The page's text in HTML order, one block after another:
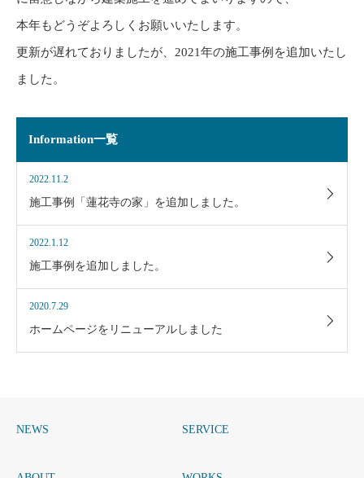
本年もどうぞよろしくお願いいたします。
更新が遅れておりましたが、2021年の施工事例を追加いたし
ました。
Information一覧
2022.11.2
施工事例「蓮花寺の家」を追加しました。
2022.1.12
施工事例を追加しました。
2020.7.29
ホームページをリニューアルしました
NEWS SERVICE